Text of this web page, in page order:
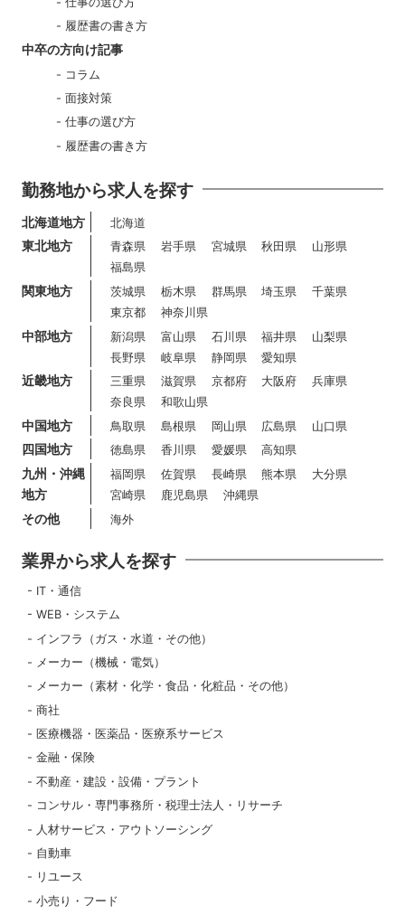
履歴書の書き方
中卒の方向け記事
コラム
面接対策
仕事の選び方
履歴書の書き方
勤務地から求人を探す
北海道地方 北海道
東北地方 青森県 岩手県 宮城県 秋田県
山形県
福島県
関東地方 茨城県 栃木県 群馬県 埼玉県
千葉県
東京都
神奈川県
中部地方 新潟県 富山県 石川県 福井県
山梨県
長野県
岐阜県 静岡県 愛知県
近畿地方 三重県 滋賀県 京都府 大阪府
兵庫県
奈良県
和歌山県
中国地方 鳥取県 島根県 岡山県 広島県 山口県
四国地方 徳島県 香川県 愛媛県 高知県
九州・沖縄
地方
福岡県 佐賀県 長崎県 熊本県
大分県
宮崎県
鹿児島県 沖縄県
その他 海外
業界から求人を探す
IT・通信
WEB・システム
インフラ（ガス・水道・その他）
メーカー（機械・電気）
メーカー（素材・化学・食品・化粧品・その他）
商社
医療機器・医薬品・医療系サービス
金融・保険
不動産・建設・設備・プラント
コンサル・専門事務所・税理士法人・リサーチ
人材サービス・アウトソーシング
自動車
リユース
小売り・フード